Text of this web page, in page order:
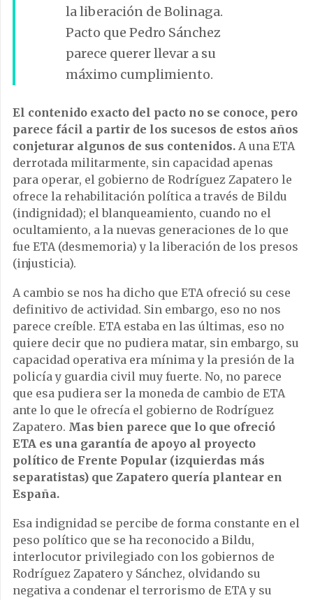
la liberación de Bolinaga.
Pacto que Pedro Sánchez
parece querer llevar a su
máximo cumplimiento.
El contenido exacto del pacto no se conoce, pero
parece fácil a partir de los sucesos de estos años
conjeturar algunos de sus contenidos. A una ETA
derrotada militarmente, sin capacidad apenas
para operar, el gobierno de Rodríguez Zapatero le
ofrece la rehabilitación política a través de Bildu
(indignidad); el blanqueamiento, cuando no el
ocultamiento, a la nuevas generaciones de lo que
fue ETA (desmemoria) y la liberación de los presos
(injusticia).
A cambio se nos ha dicho que ETA ofreció su cese
definitivo de actividad. Sin embargo, eso no nos
parece creíble. ETA estaba en las últimas, eso no
quiere decir que no pudiera matar, sin embargo, su
capacidad operativa era mínima y la presión de la
policía y guardia civil muy fuerte. No, no parece
que esa pudiera ser la moneda de cambio de ETA
ante lo que le ofrecía el gobierno de Rodríguez
Zapatero. Mas bien parece que lo que ofreció
ETA es una garantía de apoyo al proyecto
político de Frente Popular (izquierdas más
separatistas) que Zapatero quería plantear en
España.
Esa indignidad se percibe de forma constante en el
peso político que se ha reconocido a Bildu,
interlocutor privilegiado con los gobiernos de
Rodríguez Zapatero y Sánchez, olvidando su
negativa a condenar el terrorismo de ETA y su